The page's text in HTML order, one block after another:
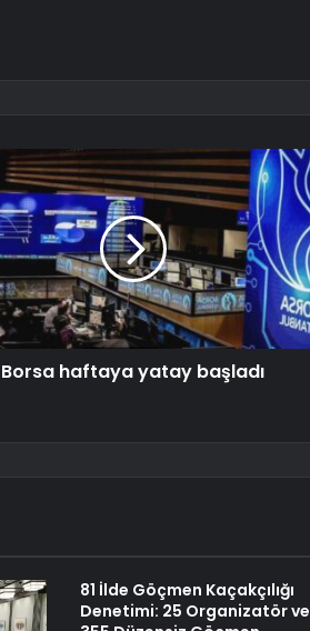
Borsa haftaya yatay başladı
81 İlde Göçmen Kaçakçılığı
Denetimi: 25 Organizatör ve